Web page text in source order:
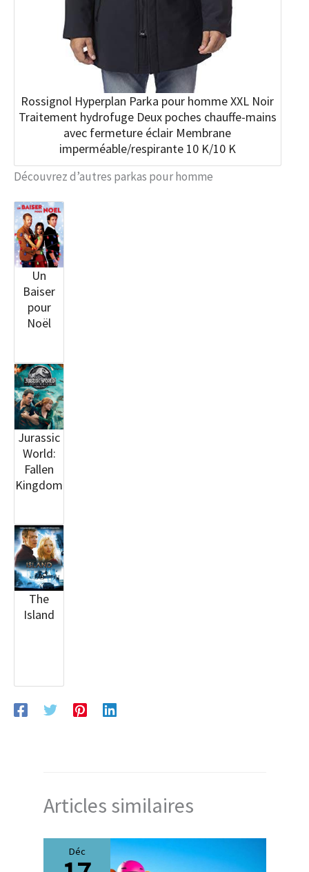
Rossignol Hyperplan Parka pour homme XXL Noir
Traitement hydrofuge Deux poches chauffe-mains
avec fermeture éclair Membrane
imperméable/respirante 10 K/10 K
Découvrez d’autres parkas pour homme
Un
Baiser
pour
Noël
Jurassic
World:
Fallen
Kingdom
The
Island
Articles similaires
Déc